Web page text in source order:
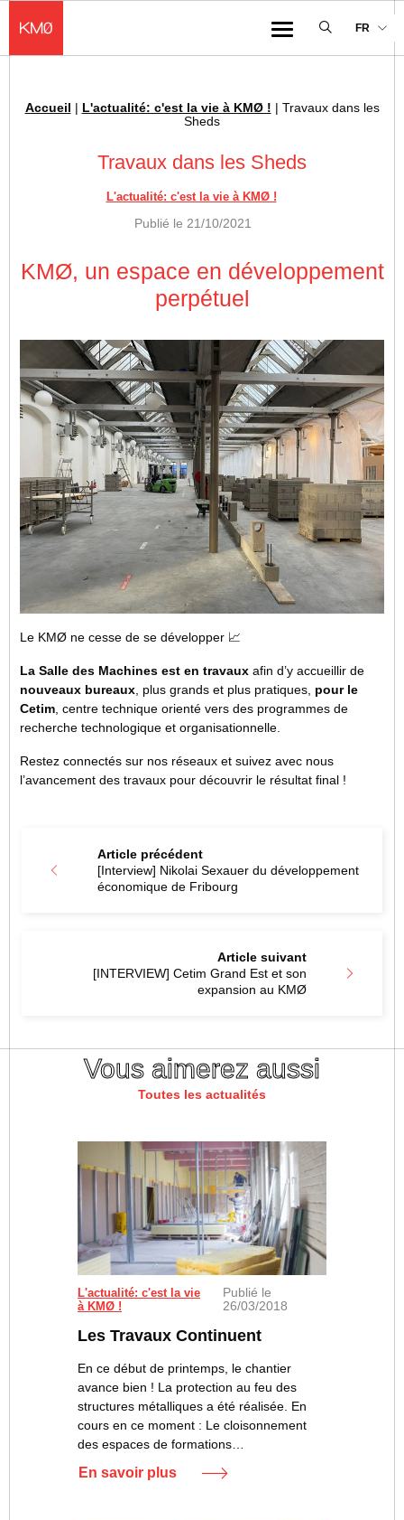
Menu
FR
Fil d'Ariane :
Accueil | L'actualité: c'est la vie à KMØ ! | Travaux dans les
Sheds
Travaux dans les Sheds
L'actualité: c'est la vie à KMØ !
Publié le 21/10/2021
KMØ, un espace en développement
perpétuel
Le KMØ ne cesse de se développer 📈
La Salle des Machines est en travaux afin d’y accueillir de
nouveaux bureaux , plus grands et plus pratiques, pour le
Cetim , centre technique orienté vers des programmes de
recherche technologique et organisationnelle.
Restez connectés sur nos réseaux et suivez avec nous
l’avancement des travaux pour découvrir le résultat final !
Article précédent
[Interview] Nikolai Sexauer du développement
économique de Fribourg
Article suivant
[INTERVIEW] Cetim Grand Est et son
expansion au KMØ
Vous aimerez aussi
Toutes les actualités
Mise en place des cloisons
L'actualité: c'est la vie
à KMØ !
Publié le
26/03/2018
Les Travaux Continuent
En ce début de printemps, le chantier
avance bien ! La protection au feu des
structures métalliques a été réalisée. En
cours en ce moment : Le cloisonnement
des espaces de formations…
En savoir plus